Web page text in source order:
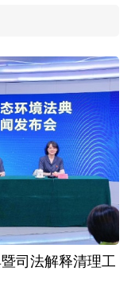
岗乡的乡贤力量
实力不断提升
”而行
色发展新路
态激发消费活力
司法解释清理工